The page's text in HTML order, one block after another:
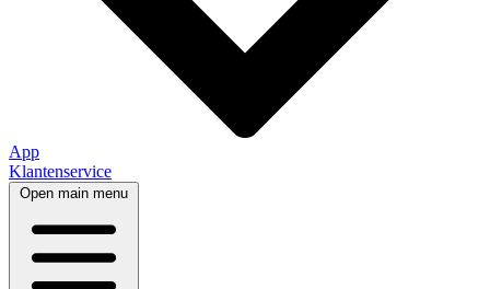
App
Klantenservice
Open main menu